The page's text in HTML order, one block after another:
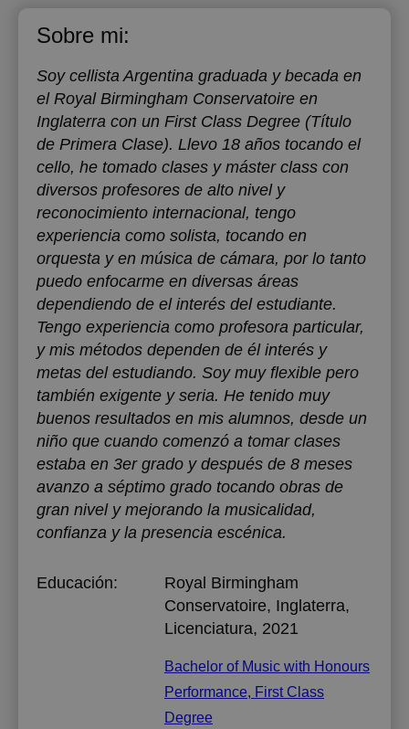
Sobre mi:
Soy cellista Argentina graduada y becada en
el Royal Birmingham Conservatoire en
Inglaterra con un First Class Degree (Título
de Primera Clase). Llevo 18 años tocando el
cello, he tomado clases y máster class con
diversos profesores de alto nivel y
reconocimiento internacional, tengo
experiencia como solista, tocando en
orquesta y en música de cámara, por lo tanto
puedo enfocarme en diversas áreas
dependiendo de el interés del estudiante.
Tengo experiencia como profesora particular,
y mis métodos dependen de él interés y
metas del estudiando. Soy muy flexible pero
también exigente y seria. He tenido muy
buenos resultados en mis alumnos, desde un
niño que cuando comenzó a tomar clases
estaba en 3er grado y después de 8 meses
avanzo a séptimo grado tocando obras de
gran nivel y mejorando la musicalidad,
confianza y la presencia escénica.
Educación:
Royal Birmingham
Conservatoire, Inglaterra,
Licenciatura, 2021
Bachelor of Music with Honours
Performance, First Class
Degree